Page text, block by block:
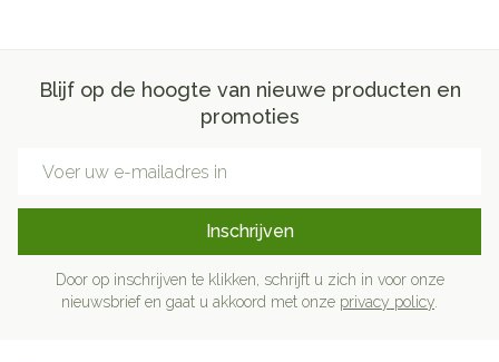
Blijf op de hoogte van nieuwe producten en
promoties
Inschrijven
Door op inschrijven te klikken, schrijft u zich in voor onze
nieuwsbrief en gaat u akkoord met onze privacy policy